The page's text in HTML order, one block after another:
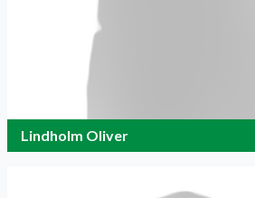
Lindholm Oliver